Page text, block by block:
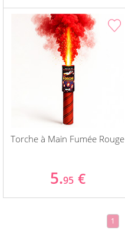
Torche à Main Fumée Rouge
5.95 €
1